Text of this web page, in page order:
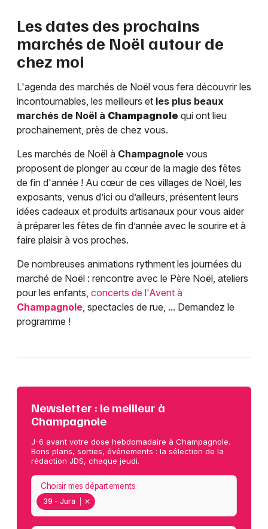
Les dates des prochains
marchés de Noël autour de
chez moi
L'agenda des marchés de Noël vous fera découvrir les
incontournables, les meilleurs et les plus beaux
marchés de Noël à Champagnole qui ont lieu
prochainement, près de chez vous.
Les marchés de Noël à Champagnole vous
proposent de plonger au cœur de la magie des fêtes
de fin d'année ! Au cœur de ces villages de Noël, les
exposants, venus d’ici ou d’ailleurs, présentent leurs
idées cadeaux et produits artisanaux pour vous aider
à préparer les fêtes de fin d’année avec le sourire et à
faire plaisir à vos proches.
De nombreuses animations rythment les journées du
marché de Noël : rencontre avec le Père Noël, ateliers
pour les enfants, concerts de l'Avent à
Champagnole, spectacles de rue, ... Demandez le
programme !
Newsletter : le meilleur à
Champagnole
J-6 avant votre dose hebdomadaire à Champagnole.
Bons plans, sorties, événements : la sélection de la
rédaction JDS, chaque jeudi.
39 - Jura
Choisir mes départements